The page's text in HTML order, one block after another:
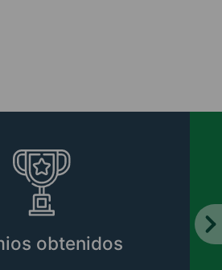
obtenidos